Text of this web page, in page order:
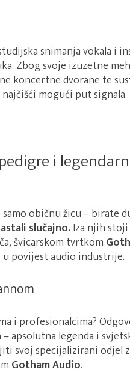
snimanja vokala i
Zbog svoje izuzetne
koncertne dvorane te
mogući put signala.
i
običnu žicu – birate
slučajno.Iza njih
švicarskom tvrtkom
povijest audio industrije.
i profesionalcima?
– apsolutna legenda i
svoj specijalizirani odjel
Gotham Audio.